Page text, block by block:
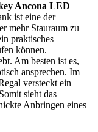
Ancona LED
ist eine der
mehr Stauraum zu
praktisches
können.
Am besten ist es,
ansprechen. Im
versteckt ein
sieht das
Anbringen eines